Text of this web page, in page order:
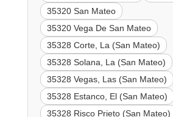
35320 San Mateo
35320 Vega De San Mateo
35328 Corte, La (San Mateo)
35328 Solana, La (San Mateo)
35328 Vegas, Las (San Mateo)
35328 Estanco, El (San Mateo)
35328 Risco Prieto (San Mateo)